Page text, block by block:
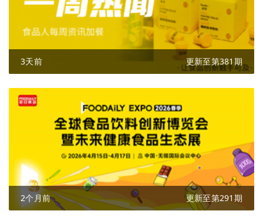
3天前 更新至第381期
2个月前 更新至第291期